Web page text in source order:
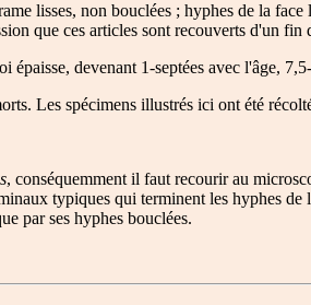
lisses, non bouclées ; hyphes de la
que ces articles sont recouverts d'un fin
épaisse, devenant 1-septées avec l'âge,
Les spécimens illustrés ici ont été
, conséquemment il faut recourir au
typiques qui terminent les hyphes de
par ses hyphes bouclées.